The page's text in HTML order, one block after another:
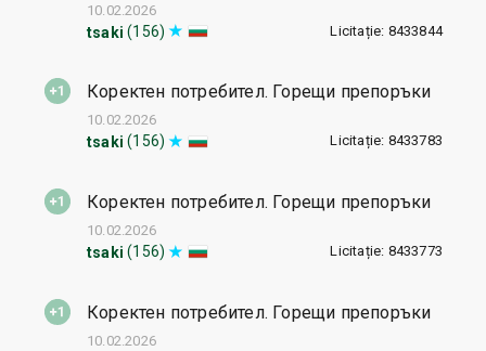
tsaki (156) Licitație: 8433844
10.02.2026
Коректен потребител. Горещи препоръки
tsaki (156) Licitație: 8433783
10.02.2026
Коректен потребител. Горещи препоръки
tsaki (156) Licitație: 8433773
10.02.2026
Коректен потребител. Горещи препоръки
10.02.2026